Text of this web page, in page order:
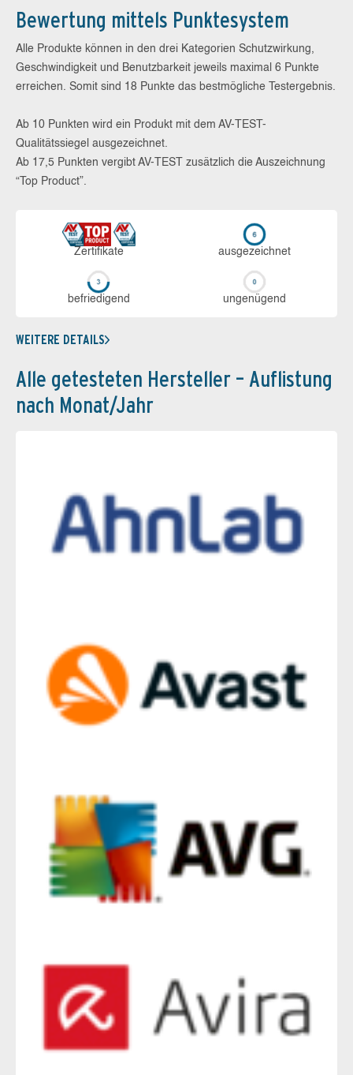
Bewertung mittels Punktesystem
Alle Produkte können in den drei Kategorien Schutzwirkung,
Geschwindigkeit und Benutzbarkeit jeweils maximal 6 Punkte
erreichen. Somit sind 18 Punkte das bestmögliche Testergebnis.
Ab 10 Punkten wird ein Produkt mit dem AV-TEST-
Qualitätssiegel ausgezeichnet.
Ab 17,5 Punkten vergibt AV-TEST zusätzlich die Auszeichnung
“Top Product”.
Zerti­fikate aus­ge­zeich­net
be­frie­di­gend un­ge­nü­gend
WEITERE DETAILS
Alle getesteten Hersteller – Auflistung
nach Monat/Jahr